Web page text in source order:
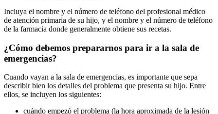
Incluya el nombre y el número de teléfono del profesional médico
de atención primaria de su hijo, y el nombre y el número de teléfono
de la farmacia donde generalmente obtiene sus recetas.
¿Cómo debemos prepararnos para ir a la sala de
emergencias?
Cuando vayan a la sala de emergencias, es importante que sepa
describir bien los detalles del problema que presenta su hijo. Entre
ellos, se incluyen los siguientes:
cuándo empezó el problema (la hora aproximada de la lesión